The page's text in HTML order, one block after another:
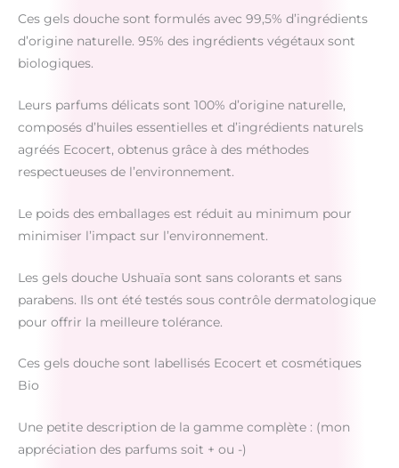
Ces gels douche sont formulés avec 99,5% d’ingrédients
d’origine naturelle. 95% des ingrédients végétaux sont
biologiques.
Leurs parfums délicats sont 100% d’origine naturelle,
composés d’huiles essentielles et d’ingrédients naturels
agréés Ecocert, obtenus grâce à des méthodes
respectueuses de l’environnement.
Le poids des emballages est réduit au minimum pour
minimiser l’impact sur l’environnement.
Les gels douche Ushuaïa sont sans colorants et sans
parabens. Ils ont été testés sous contrôle dermatologique
pour offrir la meilleure tolérance.
Ces gels douche sont labellisés Ecocert et cosmétiques
Bio
Une petite description de la gamme complète : (mon
appréciation des parfums soit + ou -)